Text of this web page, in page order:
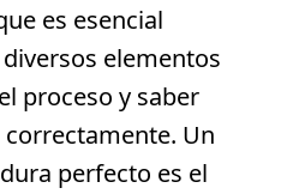
es esencial
elementos
proceso y saber
Un
perfecto es el